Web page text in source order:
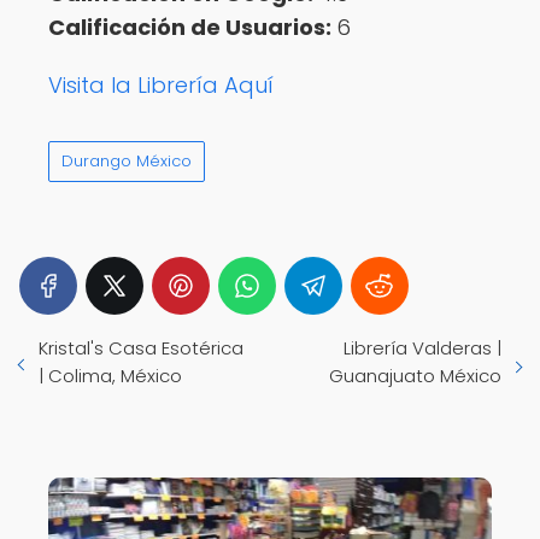
Calificación de Usuarios: 6
Visita la Librería Aquí
Durango México
Kristal's Casa Esotérica
| Colima, México
Librería Valderas |
Guanajuato México